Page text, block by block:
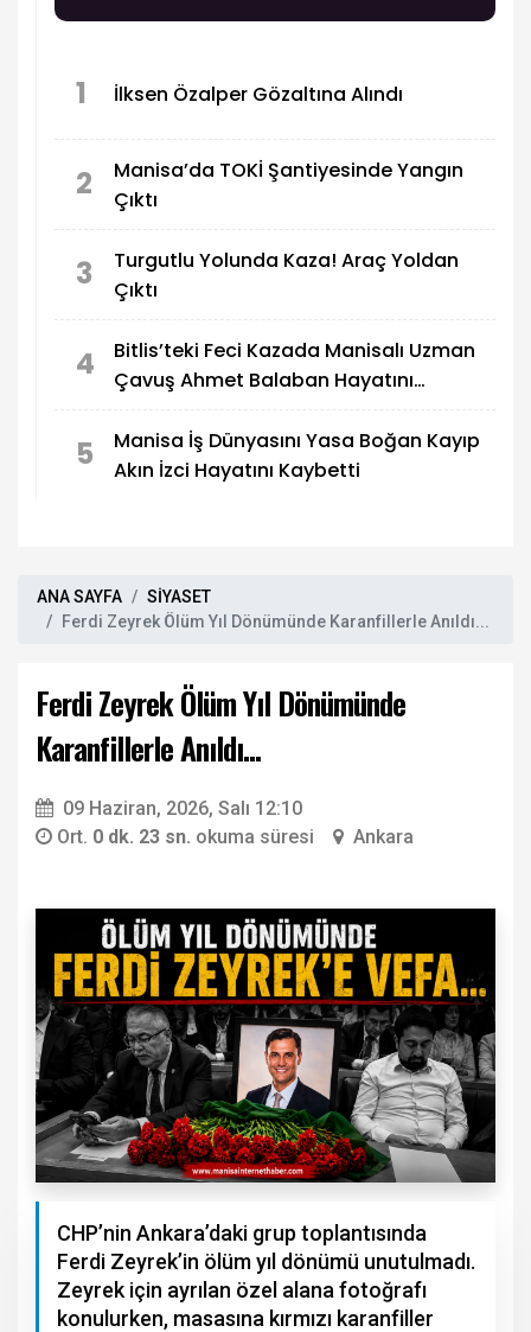
1 İlksen Özalper Gözaltına Alındı
2
Manisa’da TOKİ Şantiyesinde Yangın
Çıktı
3
Turgutlu Yolunda Kaza! Araç Yoldan
Çıktı
4
Bitlis’teki Feci Kazada Manisalı Uzman
Çavuş Ahmet Balaban Hayatını
5
Manisa İş Dünyasını Yasa Boğan Kayıp
Akın İzci Hayatını Kaybetti
ANA SAYFA
SİYASET
Ferdi Zeyrek Ölüm Yıl Dönümünde Karanfillerle Anıldı...
Ferdi Zeyrek Ölüm Yıl Dönümünde
Karanfillerle Anıldı...
09 Haziran, 2026, Salı 12:10
Ort. 0 dk. 23 sn. okuma süresi Ankara
CHP’nin Ankara’daki grup toplantısında
Ferdi Zeyrek’in ölüm yıl dönümü unutulmadı.
Zeyrek için ayrılan özel alana fotoğrafı
konulurken, masasına kırmızı karanfiller